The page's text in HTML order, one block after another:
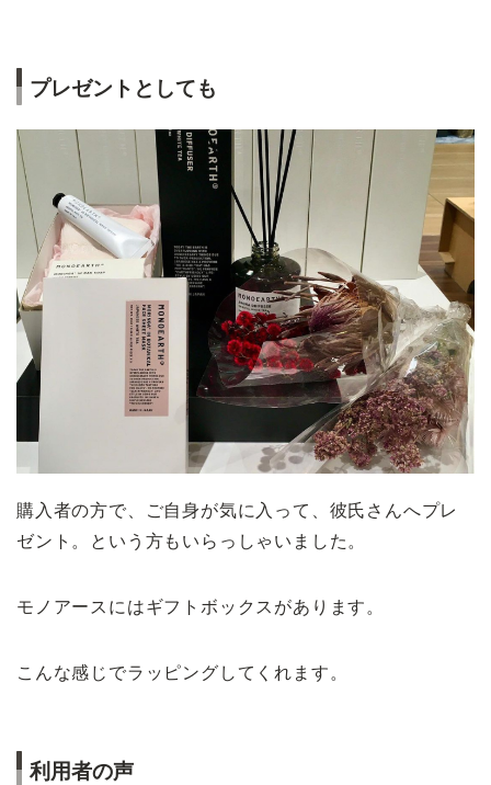
プレゼントとしても
購入者の方で、ご自身が気に入って、彼氏さんへプレ
ゼント。という方もいらっしゃいました。
モノアースにはギフトボックスがあります。
こんな感じでラッピングしてくれます。
利用者の声